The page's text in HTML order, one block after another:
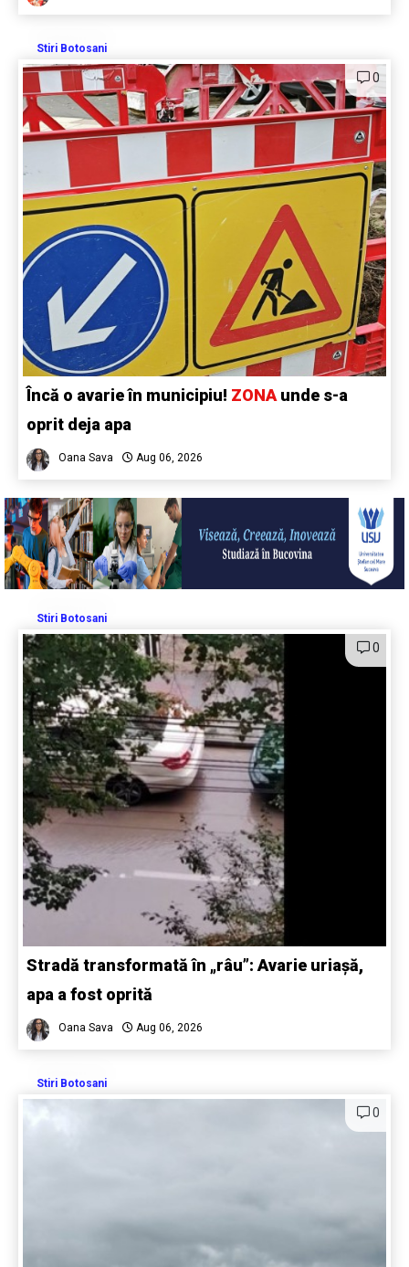
Stiri Botosani
0
Încă o avarie în municipiu! ZONA unde s-a
oprit deja apa
Oana Sava Aug 06, 2026
Stiri Botosani
0
Stradă transformată în „râu”: Avarie uriașă,
apa a fost oprită
Oana Sava Aug 06, 2026
Stiri Botosani
0